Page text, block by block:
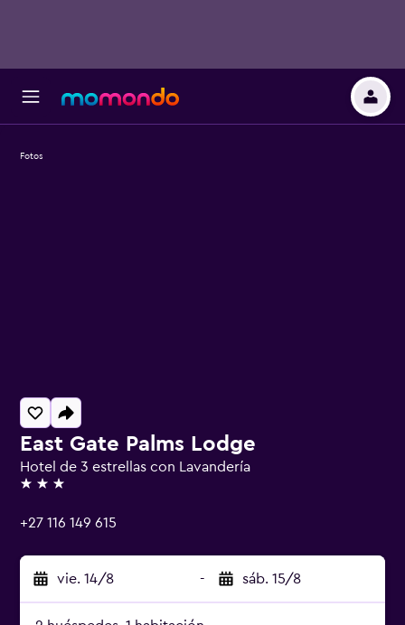
East Gate Palms Lodge
Hotel de 3 estrellas con Lavandería
3 estrellas
+27 116 149 615
vie. 14/8 - sáb. 15/8
Fotos